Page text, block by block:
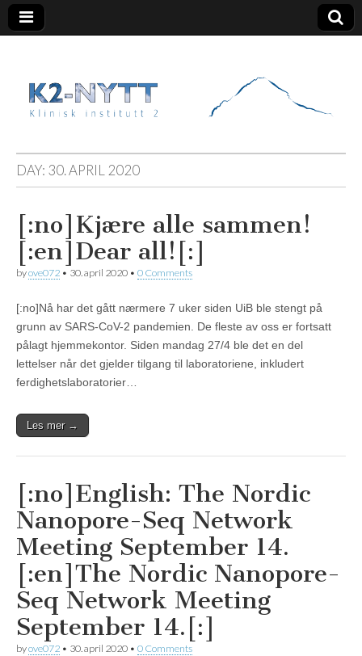
K2 Nytt
DAY: 30. APRIL 2020
[:no]Kjære alle sammen!
[:en]Dear all![:]
byove072 • 30. april 2020 • 0 Comments
[:no]Nå har det gått nærmere 7 uker siden UiB ble stengt på
grunn av SARS-CoV-2 pandemien. De fleste av oss er fortsatt
pålagt hjemmekontor. Siden mandag 27/4 ble det en del
lettelser når det gjelder tilgang til laboratoriene, inkludert
ferdighetslaboratorier…
Les mer →
[:no]English: The Nordic
Nanopore-Seq Network
Meeting September 14.
[:en]The Nordic Nanopore-
Seq Network Meeting
September 14.[:]
byove072 • 30. april 2020 • 0 Comments